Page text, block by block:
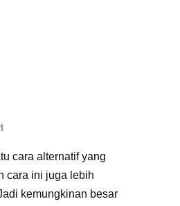
cara alternatif yang
cara ini juga lebih
kemungkinan besar